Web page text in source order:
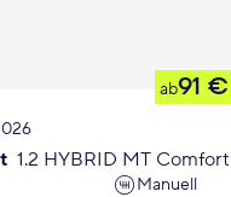
ab91 €
1.2 HYBRID MT Comfort
Manuell